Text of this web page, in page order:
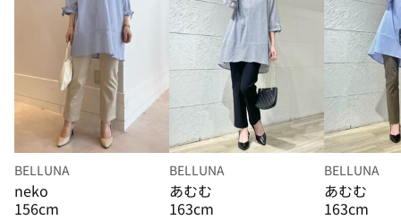
BELLUNA
neko
156cm
BELLUNA
あむむ
163cm
BELLUNA
あむむ
163cm